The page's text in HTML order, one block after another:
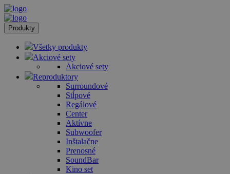
Produkty
Všetky produkty
Akciové sety
Akciové sety
Reproduktory
Surroundové
Stĺpové
Regálové
Center
Aktívne
Subwoofer
Inštalačne
Prenosné
SoundBar
Kino set